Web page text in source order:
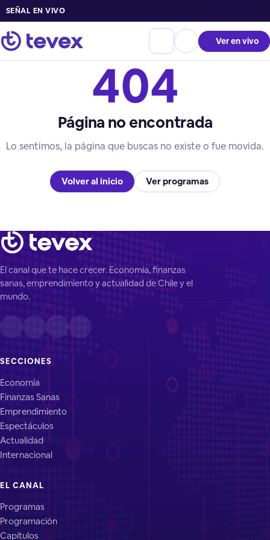
SEÑAL EN VIVO
Ver en vivo
404
Página no encontrada
Lo sentimos, la página que buscas no existe o fue movida.
Volver al inicio Ver programas
El canal que te hace crecer. Economía, finanzas
sanas, emprendimiento y actualidad de Chile y el
mundo.
SECCIONES
Economía
Finanzas Sanas
Emprendimiento
Espectáculos
Actualidad
Internacional
EL CANAL
Programas
Programación
Capítulos